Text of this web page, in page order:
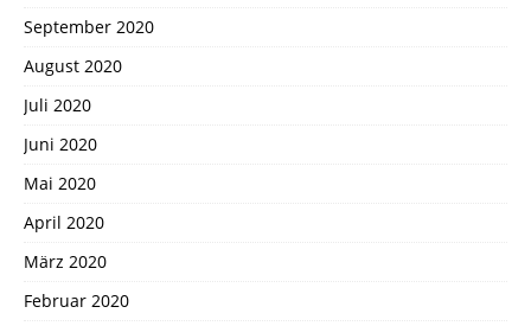
September 2020
August 2020
Juli 2020
Juni 2020
Mai 2020
April 2020
März 2020
Februar 2020